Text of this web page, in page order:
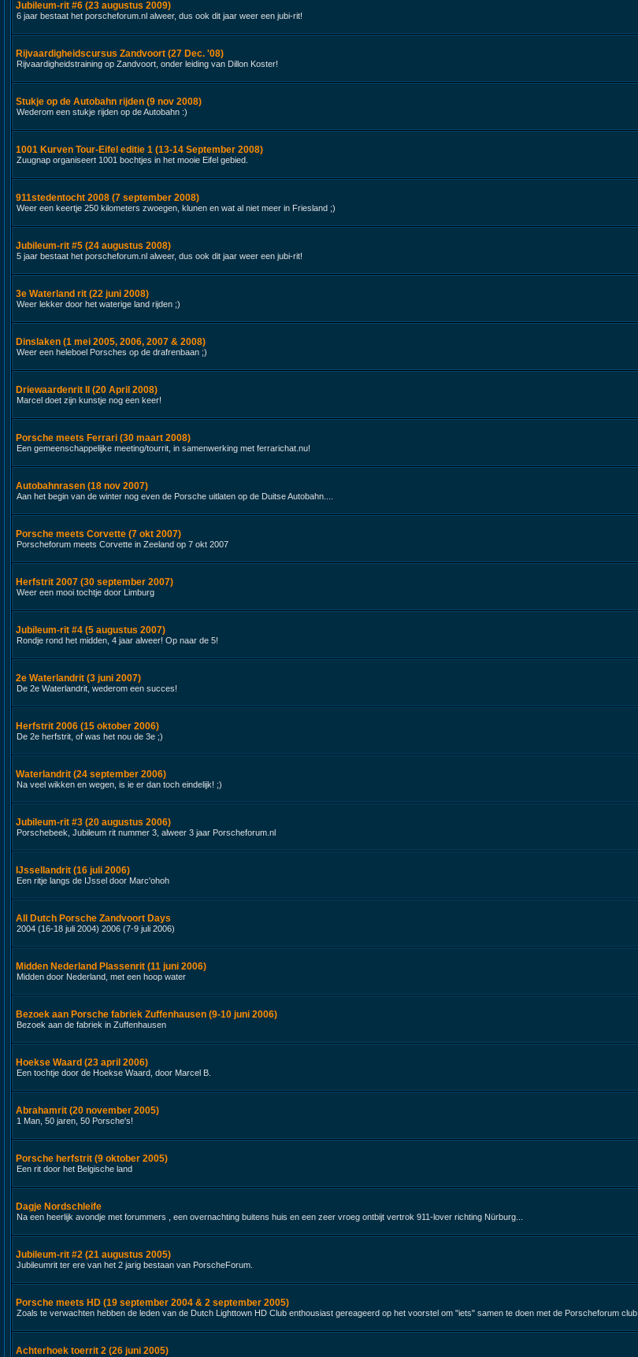
Jubileum-rit #6 (23 augustus 2009)
6 jaar bestaat het porscheforum.nl alweer, dus ook dit jaar weer een jubi-rit!
Rijvaardigheidscursus Zandvoort (27 Dec. '08)
Rijvaardigheidstraining op Zandvoort, onder leiding van Dillon Koster!
Stukje op de Autobahn rijden (9 nov 2008)
Wederom een stukje rijden op de Autobahn :)
1001 Kurven Tour-Eifel editie 1 (13-14 September 2008)
Zuugnap organiseert 1001 bochtjes in het mooie Eifel gebied.
911stedentocht 2008 (7 september 2008)
Weer een keertje 250 kilometers zwoegen, klunen en wat al niet meer in Friesland ;)
Jubileum-rit #5 (24 augustus 2008)
5 jaar bestaat het porscheforum.nl alweer, dus ook dit jaar weer een jubi-rit!
3e Waterland rit (22 juni 2008)
Weer lekker door het waterige land rijden ;)
Dinslaken (1 mei 2005, 2006, 2007 & 2008)
Weer een heleboel Porsches op de drafrenbaan ;)
Driewaardenrit II (20 April 2008)
Marcel doet zijn kunstje nog een keer!
Porsche meets Ferrari (30 maart 2008)
Een gemeenschappelijke meeting/tourrit, in samenwerking met ferrarichat.nu!
Autobahnrasen (18 nov 2007)
Aan het begin van de winter nog even de Porsche uitlaten op de Duitse Autobahn....
Porsche meets Corvette (7 okt 2007)
Porscheforum meets Corvette in Zeeland op 7 okt 2007
Herfstrit 2007 (30 september 2007)
Weer een mooi tochtje door Limburg
Jubileum-rit #4 (5 augustus 2007)
Rondje rond het midden, 4 jaar alweer! Op naar de 5!
2e Waterlandrit (3 juni 2007)
De 2e Waterlandrit, wederom een succes!
Herfstrit 2006 (15 oktober 2006)
De 2e herfstrit, of was het nou de 3e ;)
Waterlandrit (24 september 2006)
Na veel wikken en wegen, is ie er dan toch eindelijk! ;)
Jubileum-rit #3 (20 augustus 2006)
Porschebeek, Jubileum rit nummer 3, alweer 3 jaar Porscheforum.nl
IJssellandrit (16 juli 2006)
Een ritje langs de IJssel door Marc'ohoh
All Dutch Porsche Zandvoort Days
2004 (16-18 juli 2004) 2006 (7-9 juli 2006)
Midden Nederland Plassenrit (11 juni 2006)
Midden door Nederland, met een hoop water
Bezoek aan Porsche fabriek Zuffenhausen (9-10 juni 2006)
Bezoek aan de fabriek in Zuffenhausen
Hoekse Waard (23 april 2006)
Een tochtje door de Hoekse Waard, door Marcel B.
Abrahamrit (20 november 2005)
1 Man, 50 jaren, 50 Porsche's!
Porsche herfstrit (9 oktober 2005)
Een rit door het Belgische land
Dagje Nordschleife
Na een heerlijk avondje met forummers , een overnachting buitens huis en een zeer vroeg ontbijt vertrok 911-lover richting Nürburg...
Jubileum-rit #2 (21 augustus 2005)
Jubileumrit ter ere van het 2 jarig bestaan van PorscheForum.
Porsche meets HD (19 september 2004 & 2 september 2005)
Zoals te verwachten hebben de leden van de Dutch Lighttown HD Club enthousiast gereageerd op het voorstel om "iets" samen te doen met de Porscheforum club.
Achterhoek toerrit 2 (26 juni 2005)